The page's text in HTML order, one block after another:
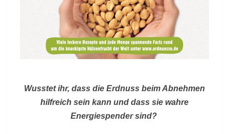
Wusstet ihr, dass die Erdnuss beim Abnehmen
hilfreich sein kann und dass sie wahre
Energiespender sind?